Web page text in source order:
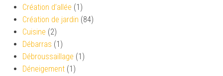
Création d’allée (1)
Création de jardin (84)
Cuisine (2)
Débarras (1)
Débroussaillage (1)
Déneigement (1)